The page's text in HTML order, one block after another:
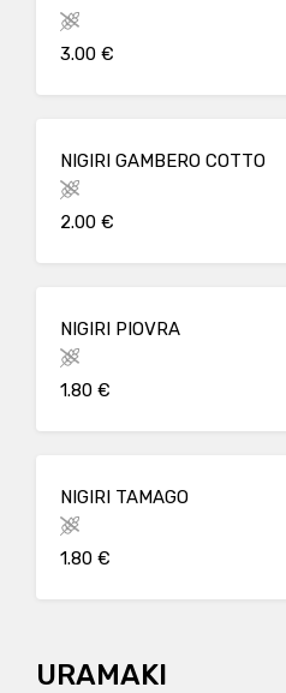
3.00 €
NIGIRI GAMBERO COTTO
2.00 €
NIGIRI PIOVRA
1.80 €
NIGIRI TAMAGO
1.80 €
URAMAKI